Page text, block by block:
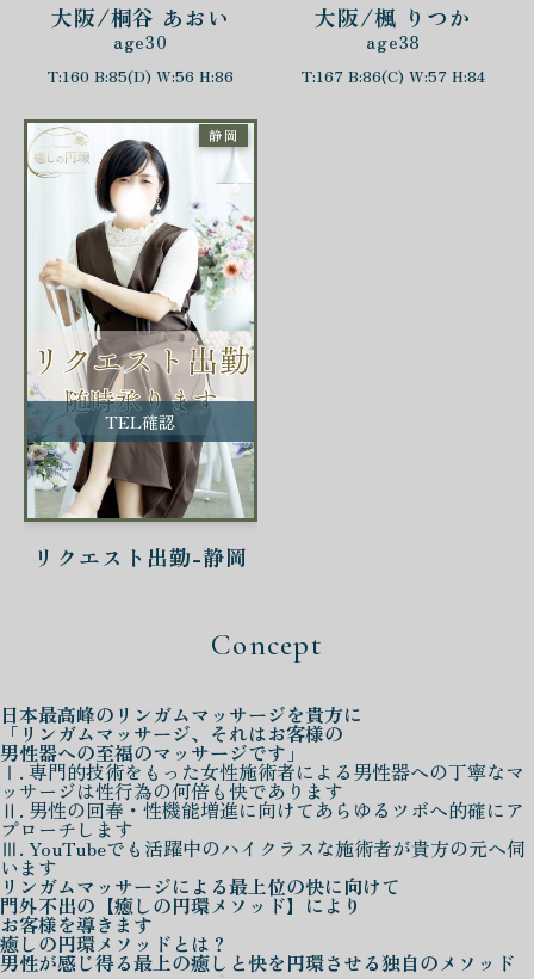
大阪/桐谷 あおい
age30
T:160 B:85(D) W:56 H:86
大阪/楓 りつか
age38
T:167 B:86(C) W:57 H:84
TEL確認
リクエスト出勤-静岡
静岡
Concept
日本最高峰の リンガムマッサージを貴方に
「リンガムマッサージ、それはお客様の
男性器への至福のマッサージです」
Ⅰ. 専門的技術をもった女性施術者による男性器への丁寧なマ
ッサージは性行為の何倍も快であります
Ⅱ. 男性の回春・性機能増進に向けてあらゆるツボへ的確にア
プローチします
Ⅲ. YouTubeでも活躍中のハイクラスな施術者が貴方の元へ伺
います
リンガムマッサージによる最上位の快に向けて
門外不出の 【癒しの円環メソッド】 により
お客様を導きます
癒しの円環メソッド とは？
男性が感じ得る最上の癒しと快を円環させる独自のメソッド